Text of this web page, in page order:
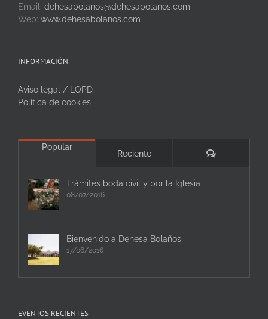
Email: dehesabolanos@dehesabolanos.com
Web: www.dehesabolanos.com
INFORMACIÓN
Aviso legal / LOPD
Política de cookies
Popular
Reciente Comentarios
Trámites boda civil y por la Iglesia
08/07/2016
Bienvenido a Dehesa Bolaños
17/06/2016
EVENTOS RECIENTES